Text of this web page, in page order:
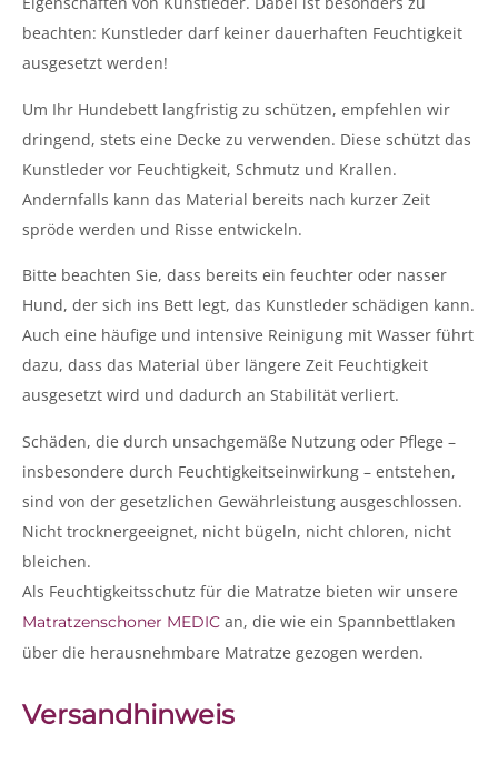
beachten: Kunstleder darf keiner dauerhaften Feuchtigkeit
ausgesetzt werden!
Um Ihr Hundebett langfristig zu schützen, empfehlen wir
dringend, stets eine Decke zu verwenden. Diese schützt das
Kunstleder vor Feuchtigkeit, Schmutz und Krallen.
Andernfalls kann das Material bereits nach kurzer Zeit
spröde werden und Risse entwickeln.
Bitte beachten Sie, dass bereits ein feuchter oder nasser
Hund, der sich ins Bett legt, das Kunstleder schädigen kann.
Auch eine häufige und intensive Reinigung mit Wasser führt
dazu, dass das Material über längere Zeit Feuchtigkeit
ausgesetzt wird und dadurch an Stabilität verliert.
Schäden, die durch unsachgemäße Nutzung oder Pflege –
insbesondere durch Feuchtigkeitseinwirkung – entstehen,
sind von der gesetzlichen Gewährleistung ausgeschlossen.
Nicht trocknergeeignet, nicht bügeln, nicht chloren, nicht
bleichen.
Als Feuchtigkeitsschutz für die Matratze bieten wir unsere
Matratzenschoner MEDIC an, die wie ein Spannbettlaken
über die herausnehmbare Matratze gezogen werden.
Versandhinweis